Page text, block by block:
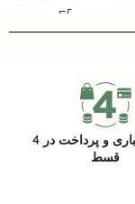
خرید اعتباری و پرداخت در 4
قسط